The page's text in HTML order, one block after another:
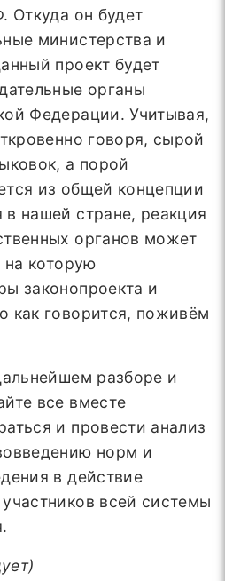
Откуда он будет
министерства и
проект будет
органы
Федерации. Учитывая,
говоря, сырой
а порой
из общей концепции
в нашей стране, реакция
органов может
на которую
законопроекта и
как говорится, поживём
разборе и
все вместе
и провести анализ
норм и
в действие
всей системы